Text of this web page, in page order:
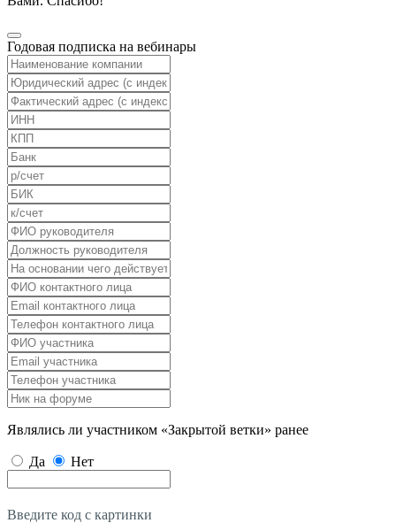
Годовая подписка на вебинары
Являлись ли участником «Закрытой ветки» ранее
Да Нет
Введите код с картинки